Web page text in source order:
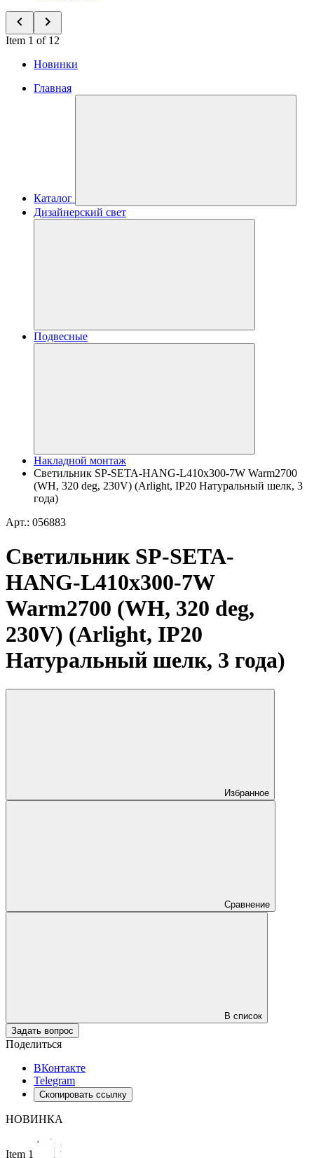
Item 1 of 12
Новинки
Главная
Каталог
Дизайнерский свет
Подвесные
Накладной монтаж
Светильник SP-SETA-HANG-L410х300-7W Warm2700
(WH, 320 deg, 230V) (Arlight, IP20 Натуральный шелк, 3
года)
Арт.: 056883
Светильник SP-SETA-
HANG-L410х300-7W
Warm2700 (WH, 320 deg,
230V) (Arlight, IP20
Натуральный шелк, 3 года)
Избранное
Сравнение
В список
Задать вопрос
Поделиться
ВКонтакте
Telegram
Скопировать ссылку
НОВИНКА
Item 1 of 6